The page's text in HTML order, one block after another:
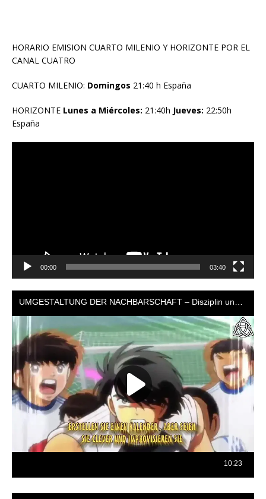
HORARIO EMISION CUARTO MILENIO Y HORIZONTE POR EL
CANAL CUATRO
CUARTO MILENIO: Domingos 21:40 h España
HORIZONTE Lunes a Miércoles: 21:40h Jueves: 22:50h
España
00:00 03:40